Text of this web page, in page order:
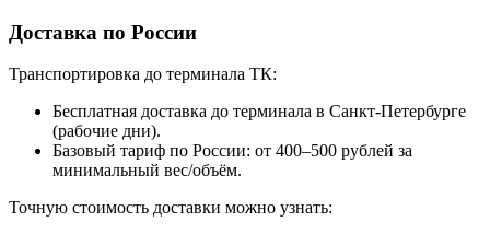
Доставка по России
Транспортировка до терминала ТК:
Бесплатная доставка до терминала в Санкт-Петербурге
(рабочие дни).
Базовый тариф по России: от 400–500 рублей за
минимальный вес/объём.
Точную стоимость доставки можно узнать: